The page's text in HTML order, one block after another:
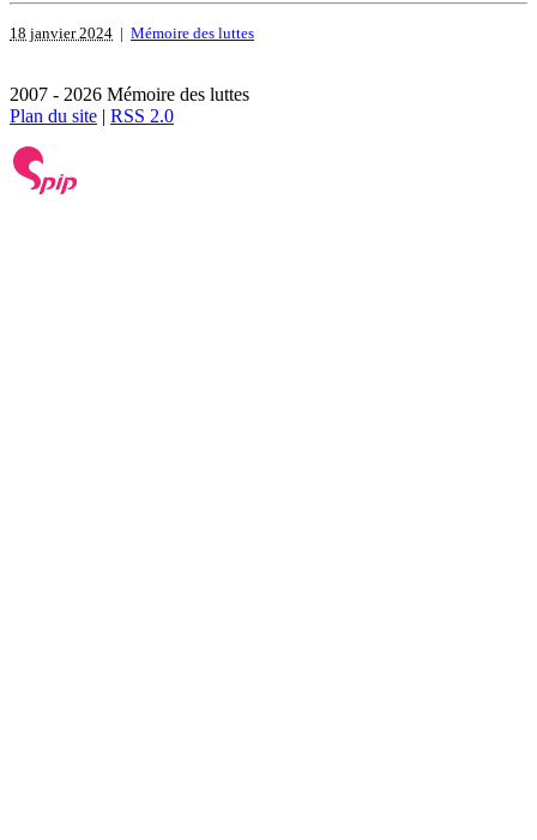
18 janvier 2024 | Mémoire des luttes
2007 - 2026 Mémoire des luttes
Plan du site | RSS 2.0